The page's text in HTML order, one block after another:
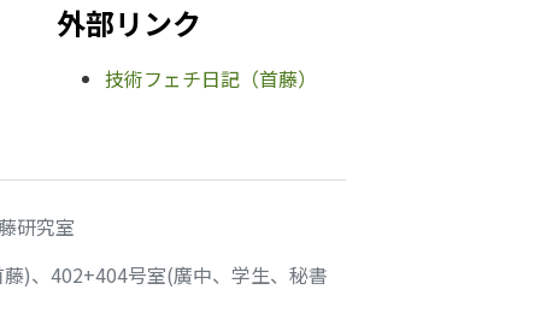
外部リンク
技術フェチ日記（首藤）
研究室
)、402+404号室(廣中、学生、秘書